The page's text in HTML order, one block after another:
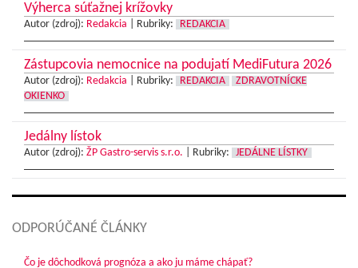
Výherca súťažnej krížovky
Autor (zdroj): Redakcia Rubriky: REDAKCIA
Zástupcovia nemocnice na podujatí MediFutura 2026
Autor (zdroj): Redakcia Rubriky: REDAKCIA
ZDRAVOTNÍCKE
OKIENKO
Jedálny lístok
Autor (zdroj): ŽP Gastro-servis s.r.o. Rubriky: JEDÁLNE LÍSTKY
ODPORÚČANÉ ČLÁNKY
Čo je dôchodková prognóza a ako ju máme chápať?